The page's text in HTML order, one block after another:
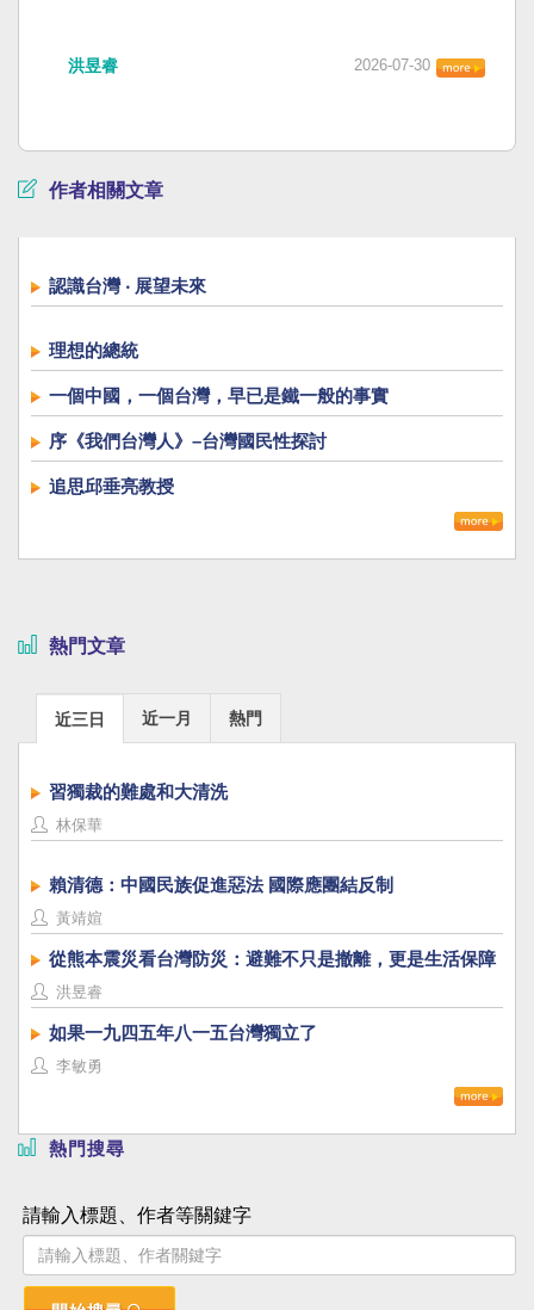
洪昱睿 2026-07-30
作者相關文章
認識台灣 ‧ 展望未來
理想的總統
一個中國，一個台灣，早已是鐵一般的事實
序《我們台灣人》–台灣國民性探討
追思邱垂亮教授
熱門文章
近三日 近一月 熱門
習獨裁的難處和大清洗
林保華
賴清德：中國民族促進惡法 國際應團結反制
黃靖媗
從熊本震災看台灣防災：避難不只是撤離，更是生活保障
洪昱睿
如果一九四五年八一五台灣獨立了
李敏勇
熱門搜尋
請輸入標題、作者等關鍵字